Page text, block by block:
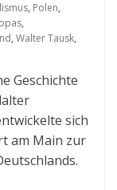
, Polen,
,
, Walter Tausk,
Geschichte
sich
am Main zur